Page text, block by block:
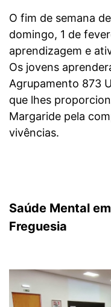
O fim de semana
domingo, 1 de
aprendizagem e
Os jovens
Agrupamento 873
que lhes
Margaride pela
vivências.
Saúde Mental
Freguesia